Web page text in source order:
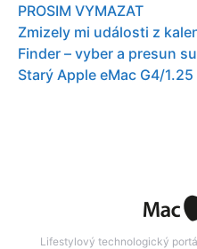
PROSIM VYMAZAT
Zmizely mi události z
Finder – vyber a presun
Starý Apple eMac G4/
Lifestylový technologický